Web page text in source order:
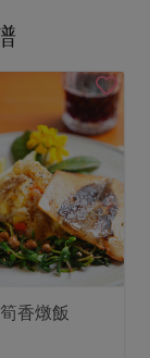
香燉飯